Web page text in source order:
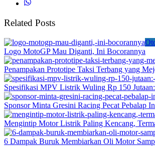
Related Posts
Logo MotoGP Mau Diganti, Ini Bocorannya
Penampakan Prototipe Taksi Terbang yang
Spesifikasi MPV Listrik Wuling Rp 150
Sponsor Minta Gresini Racing Pecat Pebalap
Mengintip Motor Listrik Paling Kencang,
6 Dampak Buruk Membiarkan Oli Motor